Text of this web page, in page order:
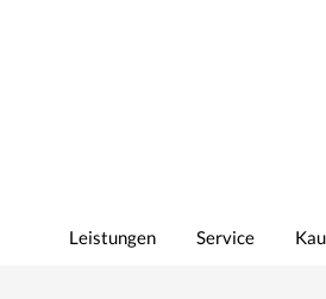
Leistungen Service